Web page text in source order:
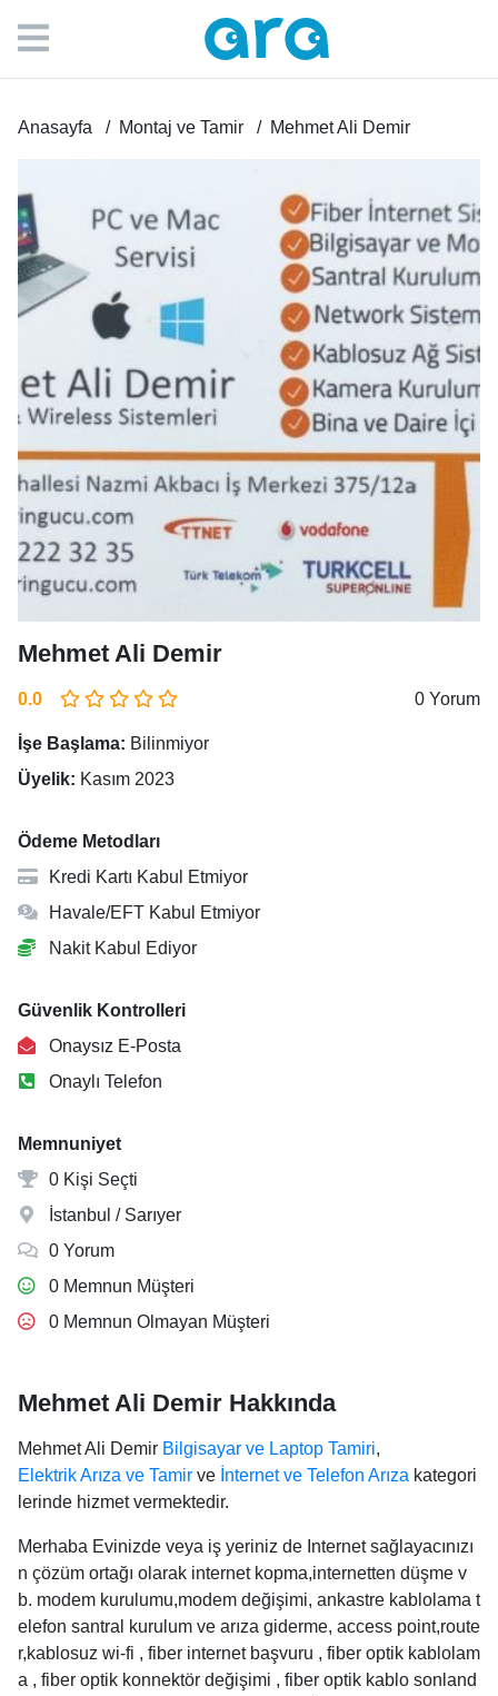
Anasayfa Montaj ve Tamir Mehmet Ali Demir
Mehmet Ali Demir
0.0 0 Yorum
İşe Başlama: Bilinmiyor
Üyelik: Kasım 2023
Ödeme Metodları
Kredi Kartı Kabul Etmiyor
Havale/EFT Kabul Etmiyor
Nakit Kabul Ediyor
Güvenlik Kontrolleri
Onaysız E-Posta
Onaylı Telefon
Memnuniyet
0 Kişi Seçti
İstanbul / Sarıyer
0 Yorum
0 Memnun Müşteri
0 Memnun Olmayan Müşteri
Mehmet Ali Demir Hakkında
Mehmet Ali Demir Bilgisayar ve Laptop Tamiri,
Elektrik Arıza ve Tamir ve İnternet ve Telefon Arıza kategori
lerinde hizmet vermektedir.
Merhaba Evinizde veya iş yeriniz de Internet sağlayacınızı
n çözüm ortağı olarak internet kopma,internetten düşme v
b. modem kurulumu,modem değişimi, ankastre kablolama t
elefon santral kurulum ve arıza giderme, access point,route
r,kablosuz wi-fi , fiber internet başvuru , fiber optik kablolam
a , fiber optik konnektör değişimi , fiber optik kablo sonland